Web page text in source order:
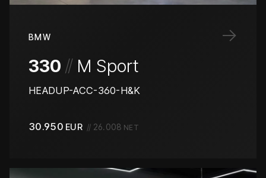
→
BMW
330 // M Sport
HEADUP-ACC-360-H&K
30.950 EUR // 26.008 NET